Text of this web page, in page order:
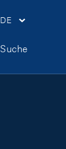
DE
Suche